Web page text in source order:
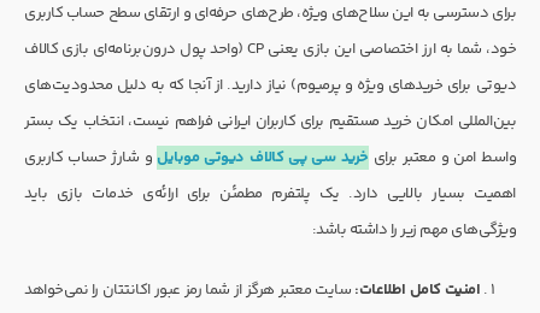
برای دسترسی به این سلاح‌های ویژه، طرح‌های حرفه‌ای و ارتقای سطح حساب کاربری
خود، شما به ارز اختصاصی این بازی یعنی CP (واحد پول درون‌برنامه‌ای بازی کالاف
دیوتی برای خریدهای ویژه و پرمیوم) نیاز دارید. از آنجا که به دلیل محدودیت‌های
بین‌المللی امکان خرید مستقیم برای کاربران ایرانی فراهم نیست، انتخاب یک بستر
واسط امن و معتبر برای خرید سی پی کالاف دیوتی موبایل و شارژ حساب کاربری
اهمیت بسیار بالایی دارد. یک پلتفرم مطمئن برای ارائه‌ی خدمات بازی باید
ویژگی‌های مهم زیر را داشته باشد:
امنیت کامل اطلاعات: سایت معتبر هرگز از شما رمز عبور اکانتتان را نمی‌خواهد